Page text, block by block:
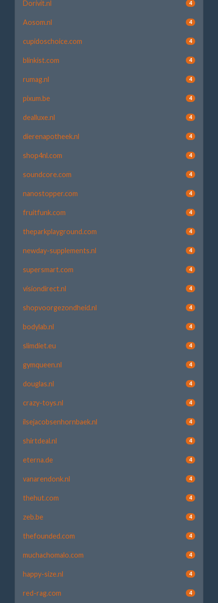
Dorivit.nl 4
Aosom.nl 4
cupidoschoice.com 4
blinkist.com 4
rumag.nl 4
pixum.be 4
dealluxe.nl 4
dierenapotheek.nl 4
shop4nl.com 4
soundcore.com 4
nanostopper.com 4
fruitfunk.com 4
theparkplayground.com 4
newday-supplements.nl 4
supersmart.com 4
visiondirect.nl 4
shopvoorgezondheid.nl 4
bodylab.nl 4
slimdiet.eu 4
gymqueen.nl 4
douglas.nl 4
crazy-toys.nl 4
ilsejacobsenhornbaek.nl 4
shirtdeal.nl 4
eterna.de 4
vanarendonk.nl 4
thehut.com 4
zeb.be 4
thefounded.com 4
muchachomalo.com 4
happy-size.nl 4
red-rag.com 4